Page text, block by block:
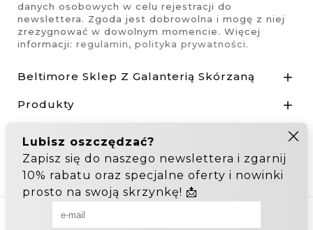
danych osobowych w celu rejestracji do
newslettera. Zgoda jest dobrowolna i mogę z niej
zrezygnować w dowolnym momencie. Więcej
informacji: regulamin, polityka prywatności.
Beltimore Sklep Z Galanterią Skórzaną 
Produkty 

Odstąp od umowy tutaj
Zakupy hurtowe: